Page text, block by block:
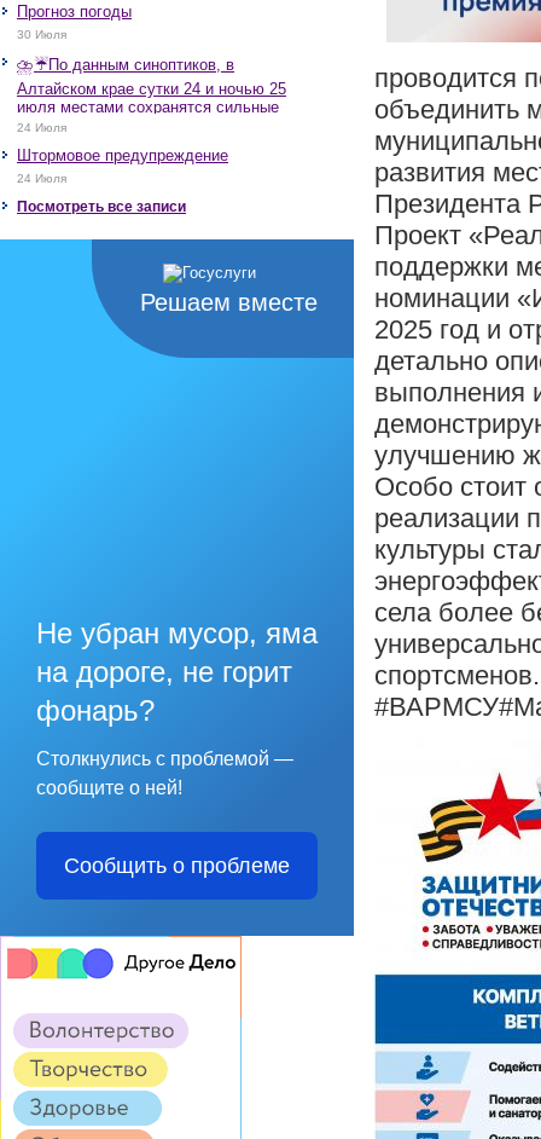
Прогноз погоды
30 Июля
⛈️☔️По данным синоптиков, в
Алтайском крае сутки 24 и ночью 25
июля местами сохранятся сильные
дожди, грозы, при грозах очень
крупный град, шквалистое усиление
ветра до 17-22 м/с, местами порывы
25 м/с и более.
24 Июля
Штормовое предупреждение
24 Июля
Посмотреть все записи
Решаем вместе
Не убран мусор, яма
на дороге, не горит
фонарь?
Столкнулись с проблемой —
сообщите о ней!
Сообщить о проблеме
проводится
объединить
развития
Президента
Проект
поддержки
номинации
2025 год и
детально
выполнения
улучшению
Особо стоит
реализации
культуры
села более
спортсменов.